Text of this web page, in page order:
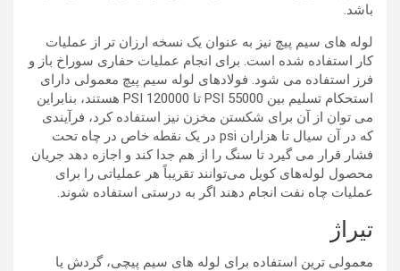
باشد.
لوله های سیم پیچ نیز به عنوان یک نسخه ارزان تر از عملیات
کار استفاده شده است. برای انجام عملیات حفاری سوراخ باز و
فرز استفاده می شود. فولادهای لوله سیم پیچ معمولی دارای
استحکام تسلیم بین 55000 PSI تا 120000 PSI هستند، بنابراین
می توان از آن برای شکستن مخزن نیز استفاده کرد، فرآیندی
که در آن سیال تا هزاران psi در یک نقطه خاص در چاه تحت
فشار قرار می گیرد تا سنگ را از هم جدا کند و اجازه دهد جریان
محصول لوله‌های کویل می‌توانند تقریباً هر عملیاتی را برای
عملیات چاه نفت انجام دهند اگر به درستی استفاده شوند.
تیراژ
معمولی ترین استفاده برای لوله های سیم پیچی، گردش یا